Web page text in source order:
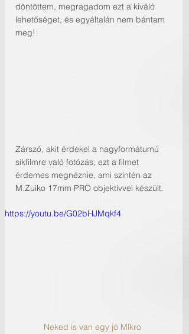
döntöttem, megragadom ezt a kiváló
lehetőséget, és egyáltalán nem bántam
meg!
Zárszó, akit érdekel a nagyformátumú
síkfilmre való fotózás, ezt a filmet
érdemes megnéznie, ami szintén az
M.Zuiko 17mm PRO objektívvel készült.
https://youtu.be/G02bHJMqkf4
Neked is van egy jó Mikro